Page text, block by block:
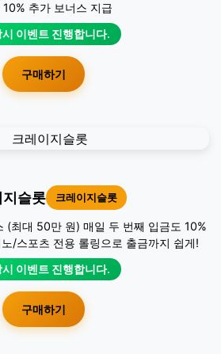
10% 추가 보너스 지급
시 이벤트 진행합니다.
구매하기
슬롯 크레이지슬롯
(최대 50만 원) 매일 두 번째 입금도 10%
/스포츠 전용 롤링으로 출금까지 쉽게!
시 이벤트 진행합니다.
구매하기